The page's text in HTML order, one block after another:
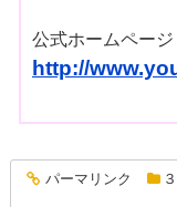
公式ホームページ
http://
entry1343
パーマリンク